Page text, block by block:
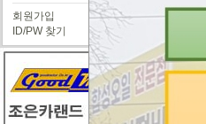
회원가입
ID/PW 찾기